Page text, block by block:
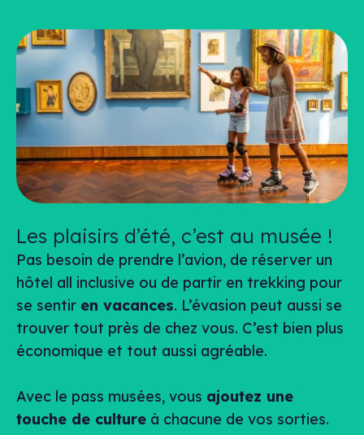
Les plaisirs d’été, c’est au musée !
Pas besoin de prendre l’avion, de réserver un
hôtel all inclusive ou de partir en trekking pour
se sentir en vacances. L’évasion peut aussi se
trouver tout près de chez vous. C’est bien plus
économique et tout aussi agréable.
Avec le pass musées, vous ajoutez une
touche de culture à chacune de vos sorties.